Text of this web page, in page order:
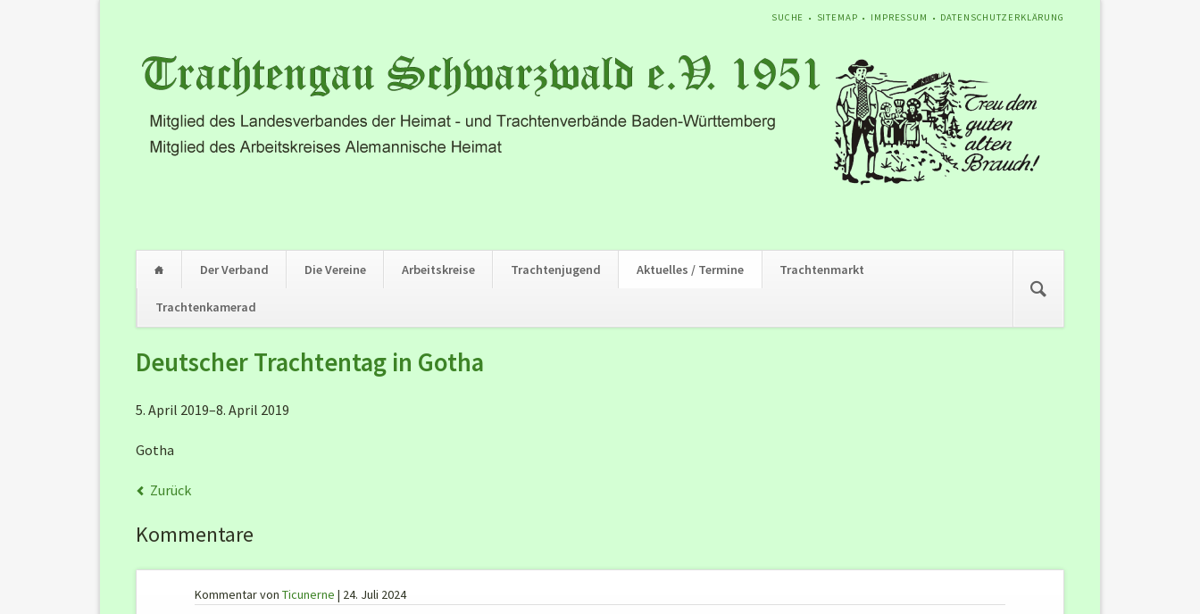
NAVIGATION
SUCHE SITEMAP IMPRESSUM DATENSCHUTZERKLÄRUNG
Der Verband Die Vereine Arbeitskreise Trachtenjugend Aktuelles / Termine Trachtenmarkt
Trachtenkamerad
überspringen
Deutscher Trachtentag in Gotha
5. April 2019–8. April 2019
Gotha
Zurück
Kommentare
Kommentar von Ticunerne | 24. Juli 2024